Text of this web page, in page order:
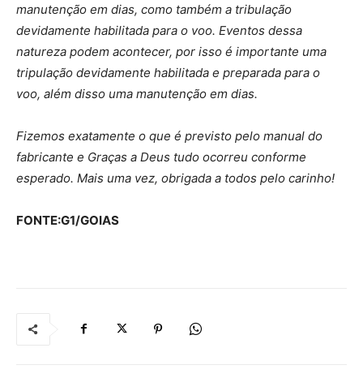
manutenção em dias, como também a tribulação
devidamente habilitada para o voo. Eventos dessa
natureza podem acontecer, por isso é importante uma
tripulação devidamente habilitada e preparada para o
voo, além disso uma manutenção em dias.
Fizemos exatamente o que é previsto pelo manual do
fabricante e Graças a Deus tudo ocorreu conforme
esperado. Mais uma vez, obrigada a todos pelo carinho!
FONTE:G1/GOIAS